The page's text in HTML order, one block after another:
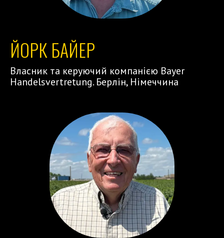
ЙОРК БАЙЕР
Власник та керуючий компанією Bayer
Handelsvertretung. Берлін, Німеччина